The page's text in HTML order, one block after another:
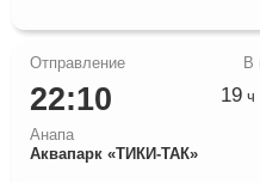
22:10
Анапа
Аквапарк «ТИКИ-ТАК»
19ч